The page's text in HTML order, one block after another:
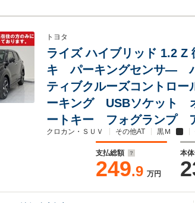
トヨタ
ライズ ハイブリッド 1.2 Z
キ パーキングセンサ―
ティブクルーズコントロ
ーキング USBソケット
ートキー フォグランプ
クロカン・ＳＵＶ その他AT 黒Ｍ
支払総額
249.9 万円
本